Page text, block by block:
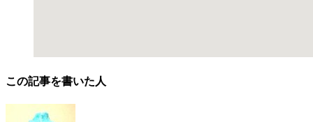
この記事を書いた人